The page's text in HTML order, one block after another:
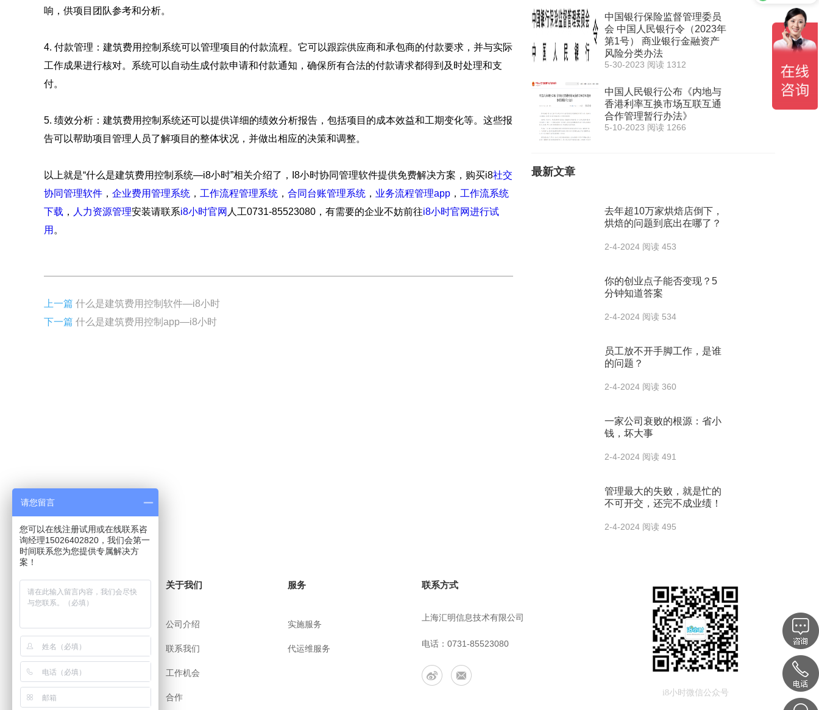
响，供项目团队参考和分析。
4. 付款管理：建筑费用控制系统可以管理项目的付款流程。它可以跟踪供应商和承包商的付款要求，并与实际
工作成果进行核对。系统可以自动生成付款申请和付款通知，确保所有合法的付款请求都得到及时处理和支
付。
5. 绩效分析：建筑费用控制系统还可以提供详细的绩效分析报告，包括项目的成本效益和工期变化等。这些报
告可以帮助项目管理人员了解项目的整体状况，并做出相应的决策和调整。
以上就是“什么是建筑费用控制系统—i8小时”相关介绍了，I8小时协同管理软件提供免费解决方案，购买i8社交
协同管理软件 ， 企业费用管理系统 ， 工作流程管理系统 ， 合同台账管理系统 ， 业务流程管理app ， 工作流系统
下载 ， 人力资源管理安装请联系i8小时官网 人工0731-85523080，有需要的企业不妨前往i8小时官网进行试
用 。
上一篇 什么是建筑费用控制软件—i8小时
下一篇 什么是建筑费用控制app—i8小时
中国银行保险监督管理委员
会 中国人民银行令（2023年
第1号） 商业银行金融资产
风险分类办法
5-30-2023 阅读 1312
中国人民银行公布《内地与
香港利率互换市场互联互通
合作管理暂行办法》
5-10-2023 阅读 1266
最新文章
去年超10万家烘焙店倒下，
烘焙的问题到底出在哪了？
2-4-2024 阅读 453
你的创业点子能否变现？5
分钟知道答案
2-4-2024 阅读 534
员工放不开手脚工作，是谁
的问题？
2-4-2024 阅读 360
一家公司衰败的根源：省小
钱，坏大事
2-4-2024 阅读 491
管理最大的失败，就是忙的
不可开交，还完不成业绩！
2-4-2024 阅读 495
用户协议
安全策略
app下载
关于我们
公司介绍
联系我们
工作机会
合作
服务
实施服务
代运维服务
联系方式
上海汇明信息技术有限公司
电话：0731-85523080
i8小时微信公众号
请您留言
您可以在线注册试用或在线联系咨
询经理15026402820，我们会第一
时间联系您为您提供专属解决方
案！